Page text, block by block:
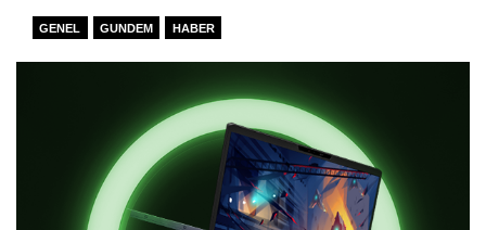
GENEL GUNDEM HABER